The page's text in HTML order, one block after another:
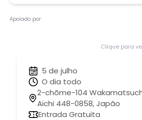
Apoiado por:
Clique para
5 de julho
O dia todo
2-chōme-104
Aichi 448-0858, Japão
Entrada Gratuita